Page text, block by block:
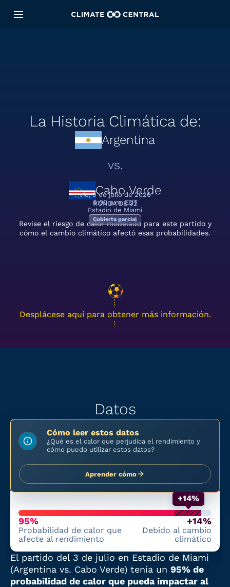
La Historia Climática de:
Argentina
vs.
Cabo Verde
RONDA DE 32
vie, 3 de julio de 2026
6:00 p.m. EDT
Estadio de Miami
Cubierta parcial
Revise el riesgo de calor modelado para este partido y
cómo el cambio climático afectó esas probabilidades.
Desplácese aquí para obtener más información.
Datos
Cómo leer estos datos
¿Qué es el calor que perjudica el rendimiento y
cómo puedo utilizar estos datos?
Aprender cómo
+14%
95%
Probabilidad de calor que
afecte al rendimiento
+14%
Debido al cambio
climático
El partido del 3 de julio en Estadio de Miami
(Argentina vs. Cabo Verde) tenía un 95% de
probabilidad de calor que pueda impactar al